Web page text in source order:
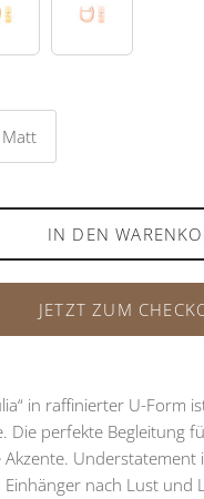
Rosévergoldet
Matt
IN DEN
JETZT ZUM
in raffinierter U-Form
Die perfekte Begleitung
nach Lust und